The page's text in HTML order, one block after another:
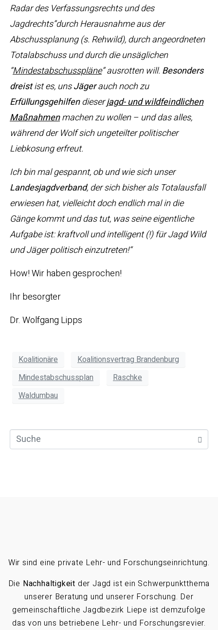
Radar des Verfassungsrechts und des
Jagdrechts”durch Herausnahme aus der
Abschussplanung (s. Rehwild), durch angeordneten
Totalabschuss und durch die unsäglichen
“Mindestabschusspläne” ausrotten will. Besonders
dreistist es, unsJägerauch noch zu
Erfüllungsgehilfendieserjagd- und wildfeindlichen
Maßnahmenmachen zu wollen – und das alles,
während der Wolf sich ungeteilter politischer
Liebkosung erfreut.
Ich bin mal gespannt, ob und wie sich unser
Landesjagdverband, der sich bisher als Totalausfall
erwiesen hat, vielleicht doch endlich mal in die
Gänge kommt und das tut, was seine eigentliche
Aufgabe ist: kraftvoll und intelligent (!) für Jagd Wild
und Jäger politisch einzutreten!“
How! Wir haben gesprochen!
Ihr besorgter
Dr. Wolfgang Lipps
Koalitionäre
Koalitionsvertrag Brandenburg
Mindestabschussplan
Raschke
Waldumbau
Wir sind eine private Lehr- und Forschungseinrichtung.
Die Nachhaltigkeit der Jagd ist ein Schwerpunktthema
unserer Beratung und unserer Forschung. Der
gemeinschaftliche Jagdbezirk Liepe ist demzufolge
das von uns betriebene Lehr- und Forschungsrevier.